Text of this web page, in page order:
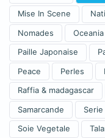
Mise In Scene
Nomades Oceania
Paille Japonaise
Peace Perles
Raffia & madagascar
Samarcande
Soie Vegetale